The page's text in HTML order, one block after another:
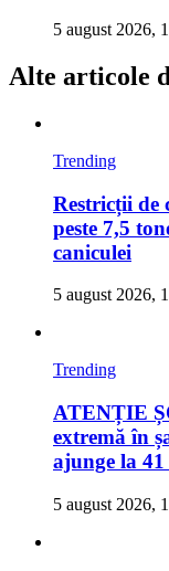
5 august 2026,
Alte articole
Trending
Restricții de
peste 7,5
caniculei
5 august 2026,
Trending
ATENȚIE
extremă în
ajunge la 41
5 august 2026,